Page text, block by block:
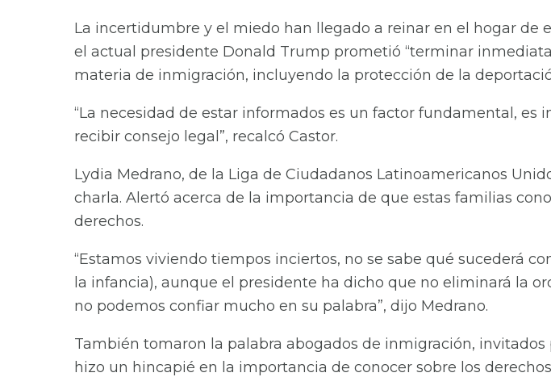
La incertidumbre y el miedo han llegado a reinar en el hogar de
el actual presidente Donald Trump prometió “terminar
materia de inmigración, incluyendo la protección de la
“La necesidad de estar informados es un factor fundamental,
recibir consejo legal”, recalcó Castor.
Lydia Medrano, de la Liga de Ciudadanos Latinoamericanos
charla. Alertó acerca de la importancia de que estas familias
derechos.
“Estamos viviendo tiempos inciertos, no se sabe qué sucederá
la infancia), aunque el presidente ha dicho que no eliminará la
no podemos confiar mucho en su palabra”, dijo Medrano.
También tomaron la palabra abogados de inmigración,
hizo un hincapié en la importancia de conocer sobre los